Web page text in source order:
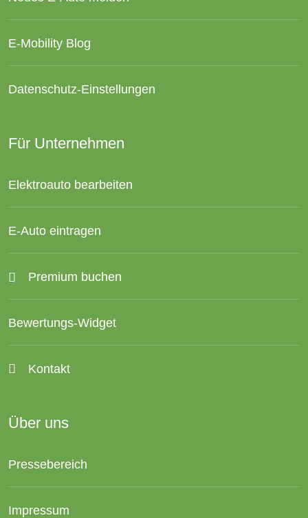
E-Mobility Blog
Datenschutz-Einstellungen
Für Unternehmen
Elektroauto bearbeiten
E-Auto eintragen
Premium buchen
Bewertungs-Widget
Kontakt
Über uns
Pressebereich
Impressum